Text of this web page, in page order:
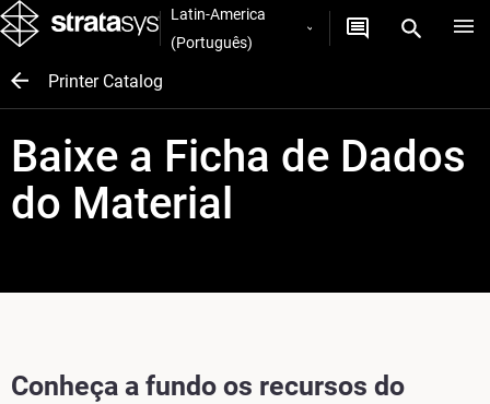
Latin-America
(Português)
Printer Catalog
Baixe a Ficha de Dados
do Material
Conheça a fundo os recursos do